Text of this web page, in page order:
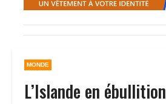
MONDE
L’Islande en ébullition